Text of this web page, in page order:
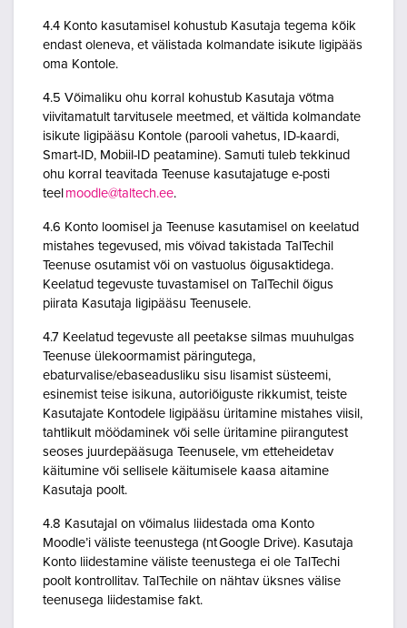
4.4 Konto kasutamisel kohustub Kasutaja tegema kõik
endast oleneva, et välistada kolmandate isikute ligipääs
oma Kontole.
4.5 Võimaliku ohu korral kohustub Kasutaja võtma
viivitamatult tarvitusele meetmed, et vältida kolmandate
isikute ligipääsu Kontole (parooli vahetus, ID-kaardi,
Smart-ID, Mobiil-ID peatamine). Samuti tuleb tekkinud
ohu korral teavitada Teenuse kasutajatuge e-posti
teel moodle@taltech.ee.
4.6 Konto loomisel ja Teenuse kasutamisel on keelatud
mistahes tegevused, mis võivad takistada TalTechil
Teenuse osutamist või on vastuolus õigusaktidega.
Keelatud tegevuste tuvastamisel on TalTechil õigus
piirata Kasutaja ligipääsu Teenusele.
4.7 Keelatud tegevuste all peetakse silmas muuhulgas
Teenuse ülekoormamist päringutega,
ebaturvalise/ebaseadusliku sisu lisamist süsteemi,
esinemist teise isikuna, autoriõiguste rikkumist, teiste
Kasutajate Kontodele ligipääsu üritamine mistahes viisil,
tahtlikult möödaminek või selle üritamine piirangutest
seoses juurdepääsuga Teenusele, vm etteheidetav
käitumine või sellisele käitumisele kaasa aitamine
Kasutaja poolt.
4.8 Kasutajal on võimalus liidestada oma Konto
Moodle’i väliste teenustega (nt Google Drive). Kasutaja
Konto liidestamine väliste teenustega ei ole TalTechi
poolt kontrollitav. TalTechile on nähtav üksnes välise
teenusega liidestamise fakt.